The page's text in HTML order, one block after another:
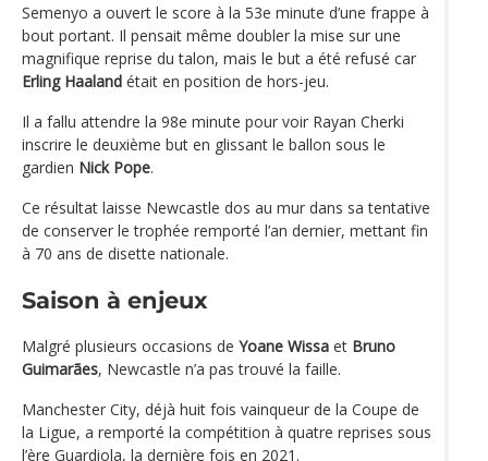
Semenyo a ouvert le score à la 53e minute d’une frappe à
bout portant. Il pensait même doubler la mise sur une
magnifique reprise du talon, mais le but a été refusé car
Erling Haaland était en position de hors-jeu.
Il a fallu attendre la 98e minute pour voir Rayan Cherki
inscrire le deuxième but en glissant le ballon sous le
gardien Nick Pope.
Ce résultat laisse Newcastle dos au mur dans sa tentative
de conserver le trophée remporté l’an dernier, mettant fin
à 70 ans de disette nationale.
Saison à enjeux
Malgré plusieurs occasions de Yoane Wissa et Bruno
Guimarães, Newcastle n’a pas trouvé la faille.
Manchester City, déjà huit fois vainqueur de la Coupe de
la Ligue, a remporté la compétition à quatre reprises sous
l’ère Guardiola, la dernière fois en 2021.